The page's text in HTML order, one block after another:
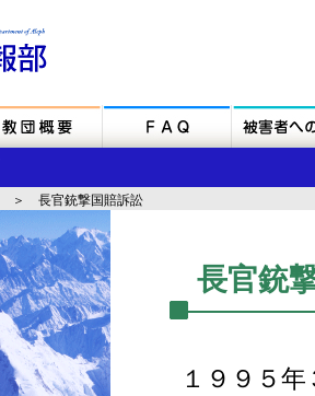
＞ 長官銃撃国賠訴訟
長官銃
１９９５